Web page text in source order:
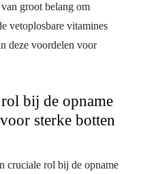
groot belang om
vetoplosbare vitamines
deze voordelen voor
bij de opname
sterke botten
cruciale rol bij de opname